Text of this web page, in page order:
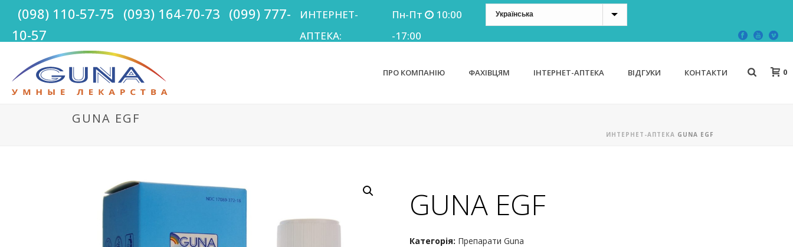
(098) 110-57-75 (093) 164-70-73 (099) 777-
10-57
ИНТЕРНЕТ-
АПТЕКА:
Пн-Пт
10:00
-17:00
ПРО КОМПАНІЮ ФАХІВЦЯМ ІНТЕРНЕТ-АПТЕКА ВІДГУКИ КОНТАКТИ 0
GUNA EGF
ИНТЕРНЕТ-АПТЕКА GUNA EGF
GUNA EGF
Категорія: Препарати Guna